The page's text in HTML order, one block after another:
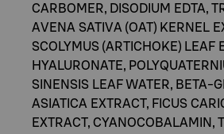
CARBOMER, DISODIUM EDTA,
AVENA SATIVA (OAT) KERNEL
SCOLYMUS (ARTICHOKE) LEAF
HYALURONATE,
SINENSIS LEAF WATER, BETA-
ASIATICA EXTRACT, FICUS
EXTRACT, CYANOCOBALAMIN,